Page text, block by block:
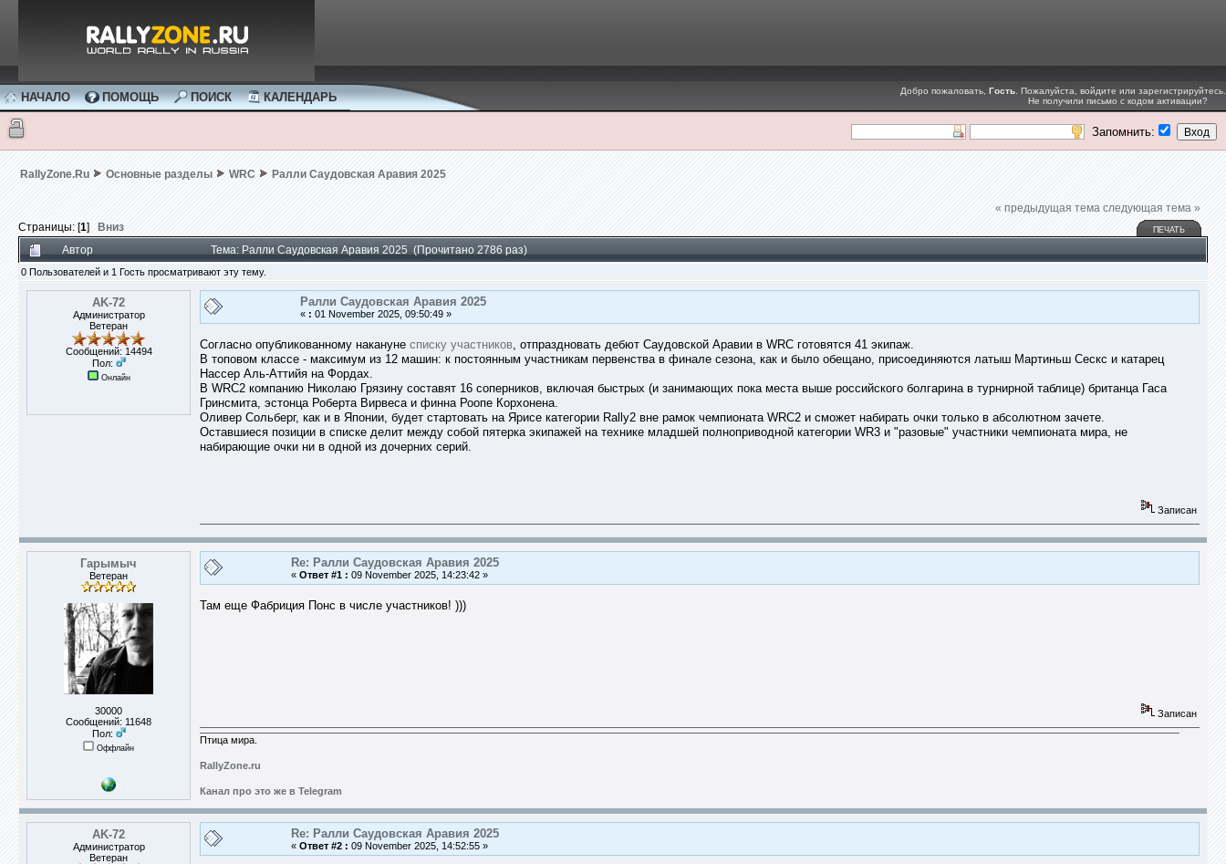
НАЧАЛО ПОМОЩЬ ПОИСК КАЛЕНДАРЬ Добро пожаловать, Гость . Пожалуйста, войдите или зарегистрируйтесь
Не получили письмо с кодом активации?
Запомнить:
RallyZone.Ru Основные разделы WRC Ралли Саудовская Аравия 2025
Страницы: [1] Вниз
« предыдущая тема следующая тема »
ПЕЧАТЬ
Автор Тема: Ралли Саудовская Аравия 2025 (Прочитано 2786 раз)
0 Пользователей и 1 Гость просматривают эту тему.
AK-72
Администратор
Ветеран
Сообщений: 14494
Пол:
Онлайн
Ралли Саудовская Аравия 2025
« : 01 November 2025, 09:50:49 »
Согласно опубликованному накануне списку участников, отпраздновать дебют Саудовской Аравии в WRC готовятся 41 экипаж.
В топовом классе - максимум из 12 машин: к постоянным участникам первенства в финале сезона, как и было обещано, присоединяются латыш Мартиньш Сескс и катарец
Нассер Аль-Аттийя на Фордах.
В WRC2 компанию Николаю Грязину составят 16 соперников, включая быстрых (и занимающих пока места выше российского болгарина в турнирной таблице) британца Гаса
Гринсмита, эстонца Роберта Вирвеса и финна Роопе Корхонена.
Оливер Сольберг, как и в Японии, будет стартовать на Ярисе категории Rally2 вне рамок чемпионата WRC2 и сможет набирать очки только в абсолютном зачете.
Оставшиеся позиции в списке делит между собой пятерка экипажей на технике младшей полноприводной категории WR3 и "разовые" участники чемпионата мира, не
набирающие очки ни в одной из дочерних серий.
Записан
Гарымыч
Ветеран
30000
Сообщений: 11648
Пол:
Оффлайн
Re: Ралли Саудовская Аравия 2025
« Ответ #1 : 09 November 2025, 14:23:42 »
Там еще Фабриция Понс в числе участников! )))
Записан
Птица мира.
RallyZone.ru
Канал про это же в Telegram
AK-72
Администратор
Ветеран
Re: Ралли Саудовская Аравия 2025
« Ответ #2 : 09 November 2025, 14:52:55 »